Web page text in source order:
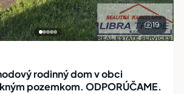
19
rodinný dom v obci
pozemkom. ODPORÚČAME.